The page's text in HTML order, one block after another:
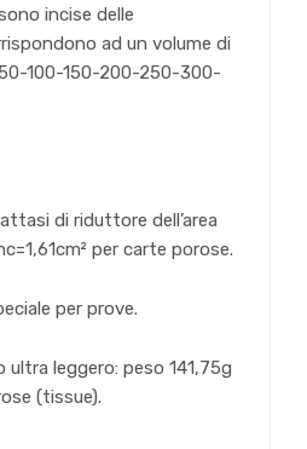
incise delle
ad un volume di
100-150-200-250-300-
di riduttore dell’area
per carte porose.
per prove.
ultra leggero: peso 141,75g
(tissue).